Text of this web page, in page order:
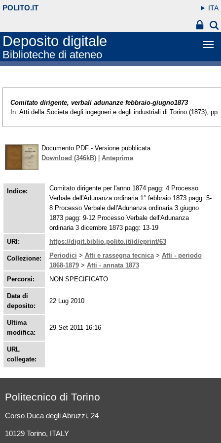
POLITO.IT ITA
Deposito digitale
Biblioteche di ateneo
Comitato dirigente, verbali adunanze febbraio-giugno1873
In: Atti della Societa degli ingegneri e degli industriali di Torino (1873), pp.
Documento PDF - Versione pubblicata
Download (346kB)
Anteprima
Indice:
Comitato dirigente per l'anno 1874 pagg: 4 Processo
Verbale dell'Adunanza ordinaria 1° febbraio 1873 pagg: 5-
8 Processo Verbale dell'Adunanza ordinaria 3 giugno
1873 pagg: 9-12 Processo Verbale dell'Adunanza
ordinaria 3 dicembre 1873 pagg: 13-19
URI:
https://digit.biblio.polito.it/id/eprint/63
Collezione: Periodici > Atti e rassegna tecnica> Atti - periodo
1868-1879> Atti - annata 1873
Percorsi:
NON SPECIFICATO
Data di
deposito:
22 Lug 2010
Ultima
modifica:
29 Set 2011 16:16
URL
collegate:
Politecnico di Torino
Corso Duca degli Abruzzi, 24
10129 Torino, ITALY